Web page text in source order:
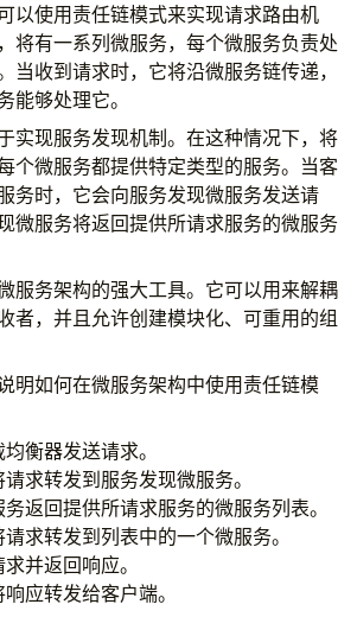
以使用责任链模式来实现请求路由机
将有一系列微服务，每个微服务负责处
当收到请求时，它将沿微服务链传递，
能够处理它。
实现服务发现机制。在这种情况下，将
个微服务都提供特定类型的服务。当客
务时，它会向服务发现微服务发送请
微服务将返回提供所请求服务的微服务
服务架构的强大工具。它可以用来解耦
者，并且允许创建模块化、可重用的组
明如何在微服务架构中使用责任链模
衡器发送请求。
求转发到服务发现微服务。
返回提供所请求服务的微服务列表。
求转发到列表中的一个微服务。
并返回响应。
应转发给客户端。